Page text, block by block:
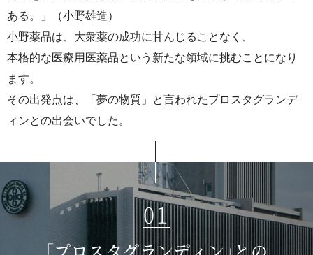
ある。」（小野雄造）
小野薬品は、大衆薬の成功に甘んじることなく、
本格的な医療用医薬品という新たな領域に挑むことになり
ます。
その出発点は、「夢の物質」と言われたプロスタグランデ
ィンとの出会いでした。
01